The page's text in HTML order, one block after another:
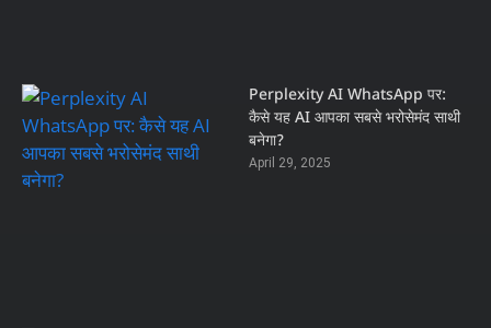
Perplexity AI WhatsApp पर:
कैसे यह AI आपका सबसे भरोसेमंद साथी
बनेगा?
April 29, 2025